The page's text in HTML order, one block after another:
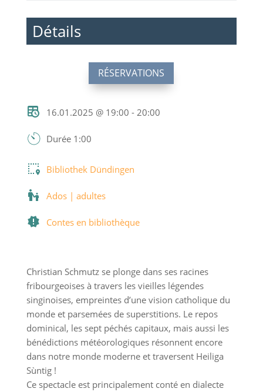
Détails
RÉSERVATIONS
16.01.2025 @ 19:00 - 20:00
Durée 1:00
Bibliothek Dündingen
Ados | adultes
Contes en bibliothèque
Christian Schmutz se plonge dans ses racines
fribourgeoises à travers les vieilles légendes
singinoises, empreintes d’une vision catholique du
monde et parsemées de superstitions. Le repos
dominical, les sept péchés capitaux, mais aussi les
bénédictions météorologiques résonnent encore
dans notre monde moderne et traversent Heiliga
Sùntig !
Ce spectacle est principalement conté en dialecte